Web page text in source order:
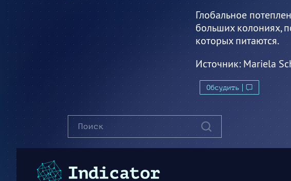
Глобальное
больших колониях,
которых питаются.
Источник: Mariela
Обсудить